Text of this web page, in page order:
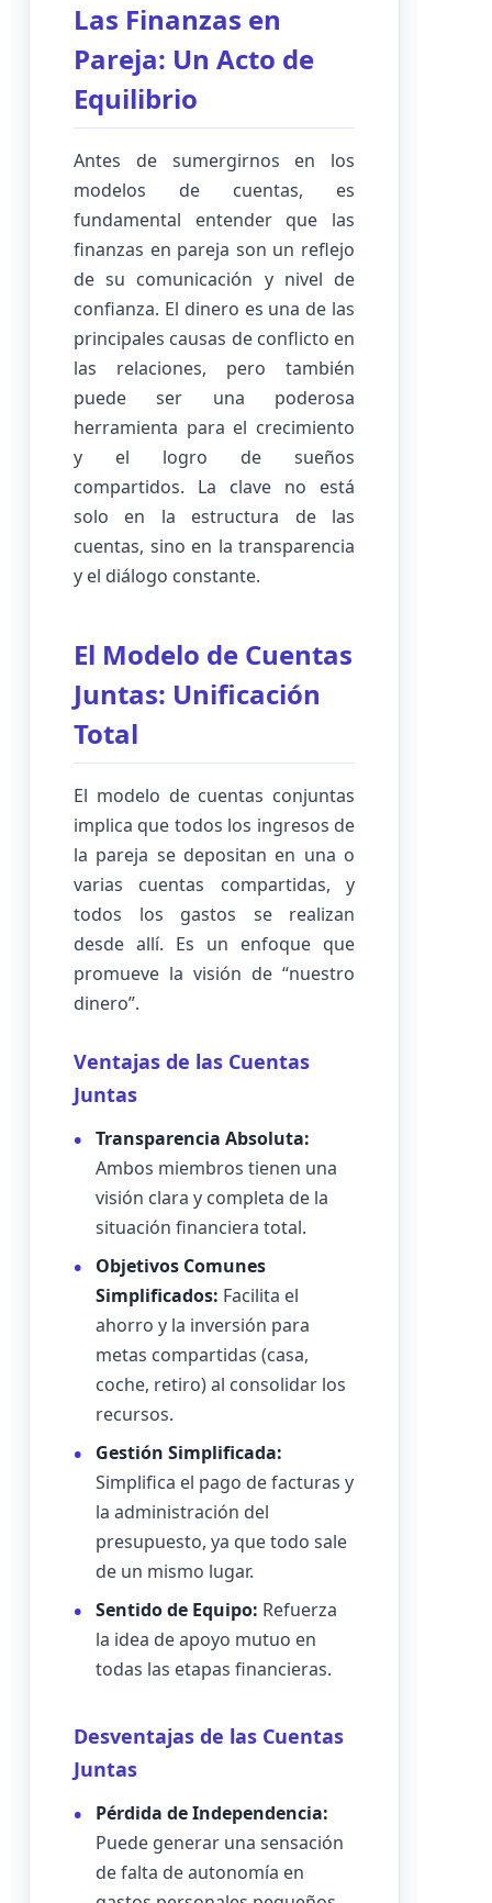
Las Finanzas en
Pareja: Un Acto de
Equilibrio
Antes de sumergirnos en los
modelos de cuentas, es
fundamental entender que las
finanzas en pareja son un reflejo
de su comunicación y nivel de
confianza. El dinero es una de las
principales causas de conflicto en
las relaciones, pero también
puede ser una poderosa
herramienta para el crecimiento
y el logro de sueños
compartidos. La clave no está
solo en la estructura de las
cuentas, sino en la transparencia
y el diálogo constante.
El Modelo de Cuentas
Juntas: Unificación
Total
El modelo de cuentas conjuntas
implica que todos los ingresos de
la pareja se depositan en una o
varias cuentas compartidas, y
todos los gastos se realizan
desde allí. Es un enfoque que
promueve la visión de “nuestro
dinero”.
Ventajas de las Cuentas
Juntas
Transparencia Absoluta:
Ambos miembros tienen una
visión clara y completa de la
situación financiera total.
Objetivos Comunes
Simplificados: Facilita el
ahorro y la inversión para
metas compartidas (casa,
coche, retiro) al consolidar los
recursos.
Gestión Simplificada:
Simplifica el pago de facturas y
la administración del
presupuesto, ya que todo sale
de un mismo lugar.
Sentido de Equipo: Refuerza
la idea de apoyo mutuo en
todas las etapas financieras.
Desventajas de las Cuentas
Juntas
Pérdida de Independencia:
Puede generar una sensación
de falta de autonomía en